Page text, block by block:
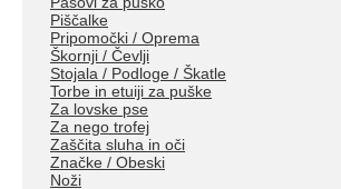
Piščalke
Pripomočki / Oprema
Škornji / Čevlji
Stojala / Podloge / Škatle
Torbe in etuiji za puške
Za lovske pse
Za nego trofej
Zaščita sluha in oči
Značke / Obeski
Noži